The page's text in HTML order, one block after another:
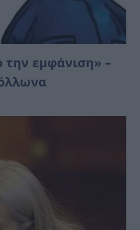
την εμφάνιση» –